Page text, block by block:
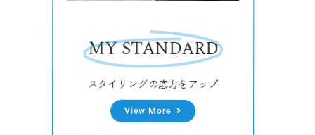
MY STANDARD
スタイリングの底力をアップ
View More